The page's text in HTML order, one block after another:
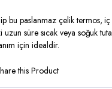
bu paslanmaz çelik termos, iç
süre sıcak veya soğuk
için idealdir.
this Product